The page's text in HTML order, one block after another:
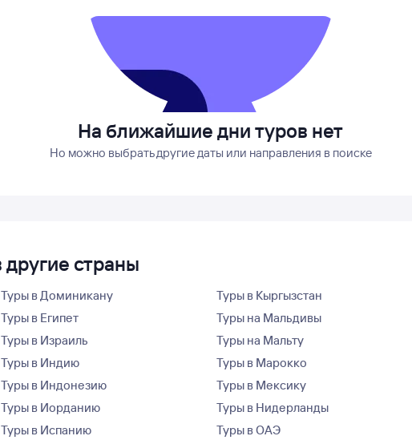
На ближайшие дни туров нет
Но можно выбрать другие даты или направления в поиске
страны
Туры в Доминикану
Туры в Египет
Туры в Израиль
Туры в Индию
Туры в Индонезию
Туры в Иорданию
Туры в Испанию
Туры в Кыргызстан
Туры на Мальдивы
Туры на Мальту
Туры в Марокко
Туры в Мексику
Туры в Нидерланды
Туры в ОАЭ